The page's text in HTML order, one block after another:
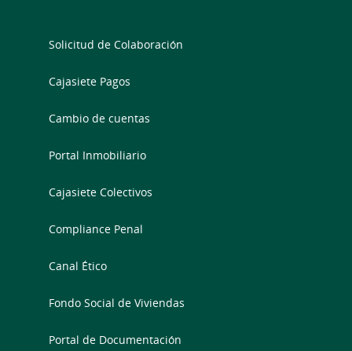
Solicitud de Colaboración
Cajasiete Pagos
Cambio de cuentas
Portal Inmobiliario
Cajasiete Colectivos
Compliance Penal
Canal Ético
Fondo Social de Viviendas
Portal de Documentación